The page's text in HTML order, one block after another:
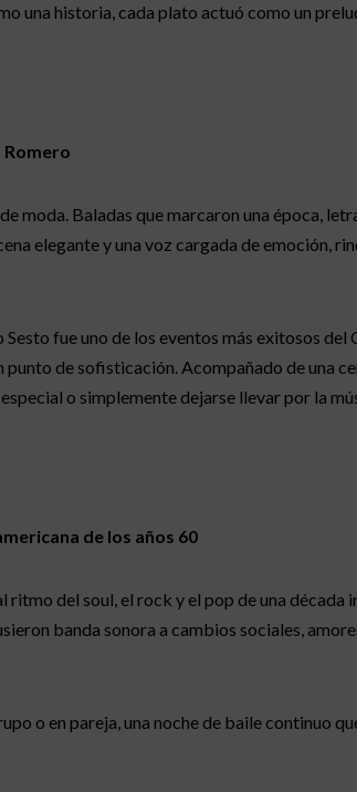
una historia, cada plato actuó como un
Romero
moda. Baladas que marcaron una época,
elegante y una voz cargada de emoción,
fue uno de los eventos más exitosos
de sofisticación. Acompañado de una
o simplemente dejarse llevar por la
de los años 60
ritmo del soul, el rock y el pop de una década
banda sonora a cambios sociales,
o en pareja, una noche de baile continuo